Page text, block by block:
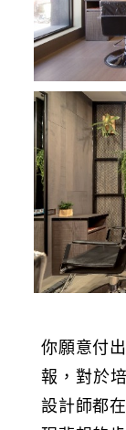
你願意付
報，對於
設計師都